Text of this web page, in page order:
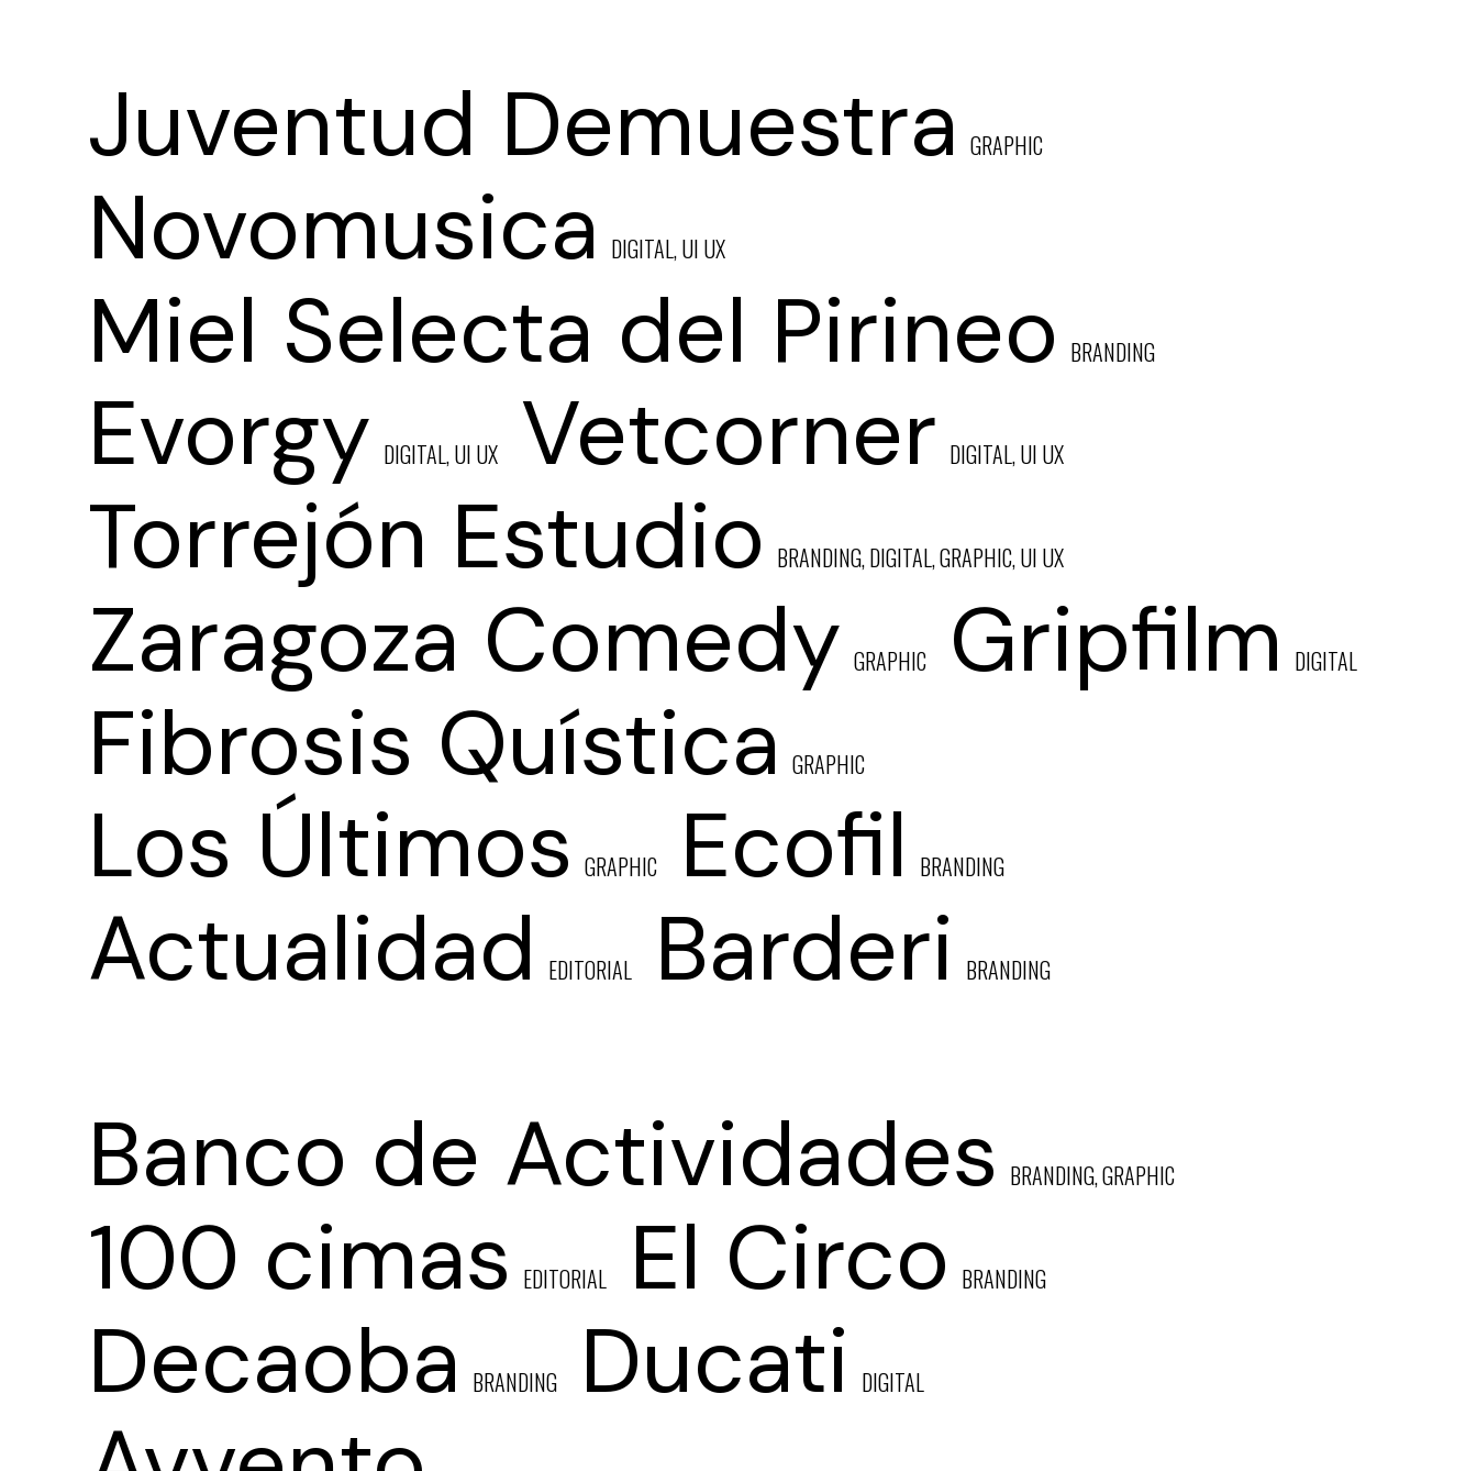
Juventud Demuestra GRAPHIC
Novomusica DIGITAL, UI UX
Miel Selecta del Pirineo BRANDING
Evorgy DIGITAL, UI UX Vetcorner DIGITAL, UI UX
Torrejón Estudio BRANDING, DIGITAL, GRAPHIC, UI UX
Zaragoza Comedy GRAPHIC Gripfilm DIGITAL
Fibrosis Quística GRAPHIC
Los Últimos GRAPHIC Ecofil BRANDING
Actualidad EDITORIAL Barderi BRANDING
Banco de Actividades BRANDING, GRAPHIC
100 cimas EDITORIAL El Circo BRANDING
Decaoba BRANDING Ducati DIGITAL